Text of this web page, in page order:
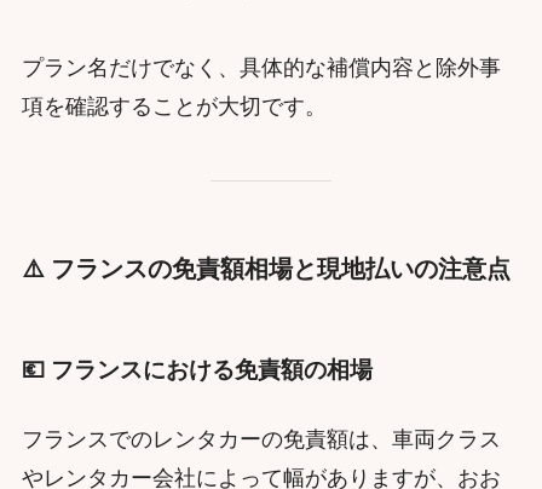
プラン名だけでなく、具体的な補償内容と除外事
項を確認することが大切です。
⚠️ フランスの免責額相場と現地払いの注意点
💶 フランスにおける免責額の相場
フランスでのレンタカーの免責額は、車両クラス
やレンタカー会社によって幅がありますが、おお